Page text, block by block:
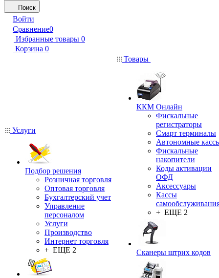
Поиск
Войти
Сравнение0
Избранные товары 0
Корзина 0
Услуги
Подбор решения
Розничная торговля
Оптовая торговля
Бухгалтерский учет
Управление
персоналом
Услуги
Производство
Интернет торговля
+ ЕЩЕ 2
Товары
ККМ Онлайн
Фискальные
регистраторы
Смарт терминалы
Автономные
Фискальные
накопители
Коды активации
ОФД
Аксессуары
Кассы
+ ЕЩЕ 2
Сканеры штрих кодов